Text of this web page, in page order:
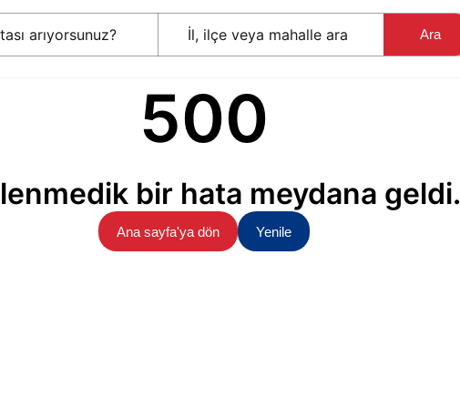
Ara
500
bir hata meydana geldi.
Ana sayfa'ya dön Yenile